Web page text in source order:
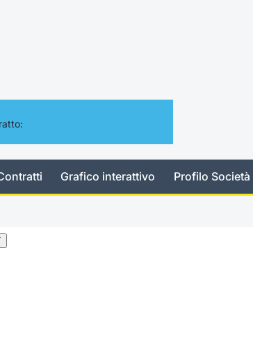
Grafico interattivo Profilo Società